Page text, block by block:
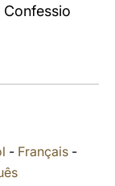
العربيّة
- Français-